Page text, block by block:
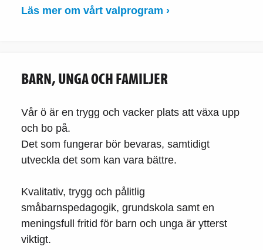
Läs mer om vårt valprogram ›
BARN, UNGA OCH FAMILJER
Vår ö är en trygg och vacker plats att växa upp
och bo på.
Det som fungerar bör bevaras, samtidigt
utveckla det som kan vara bättre.
Kvalitativ, trygg och pålitlig
småbarnspedagogik, grundskola samt en
meningsfull fritid för barn och unga är ytterst
viktigt.